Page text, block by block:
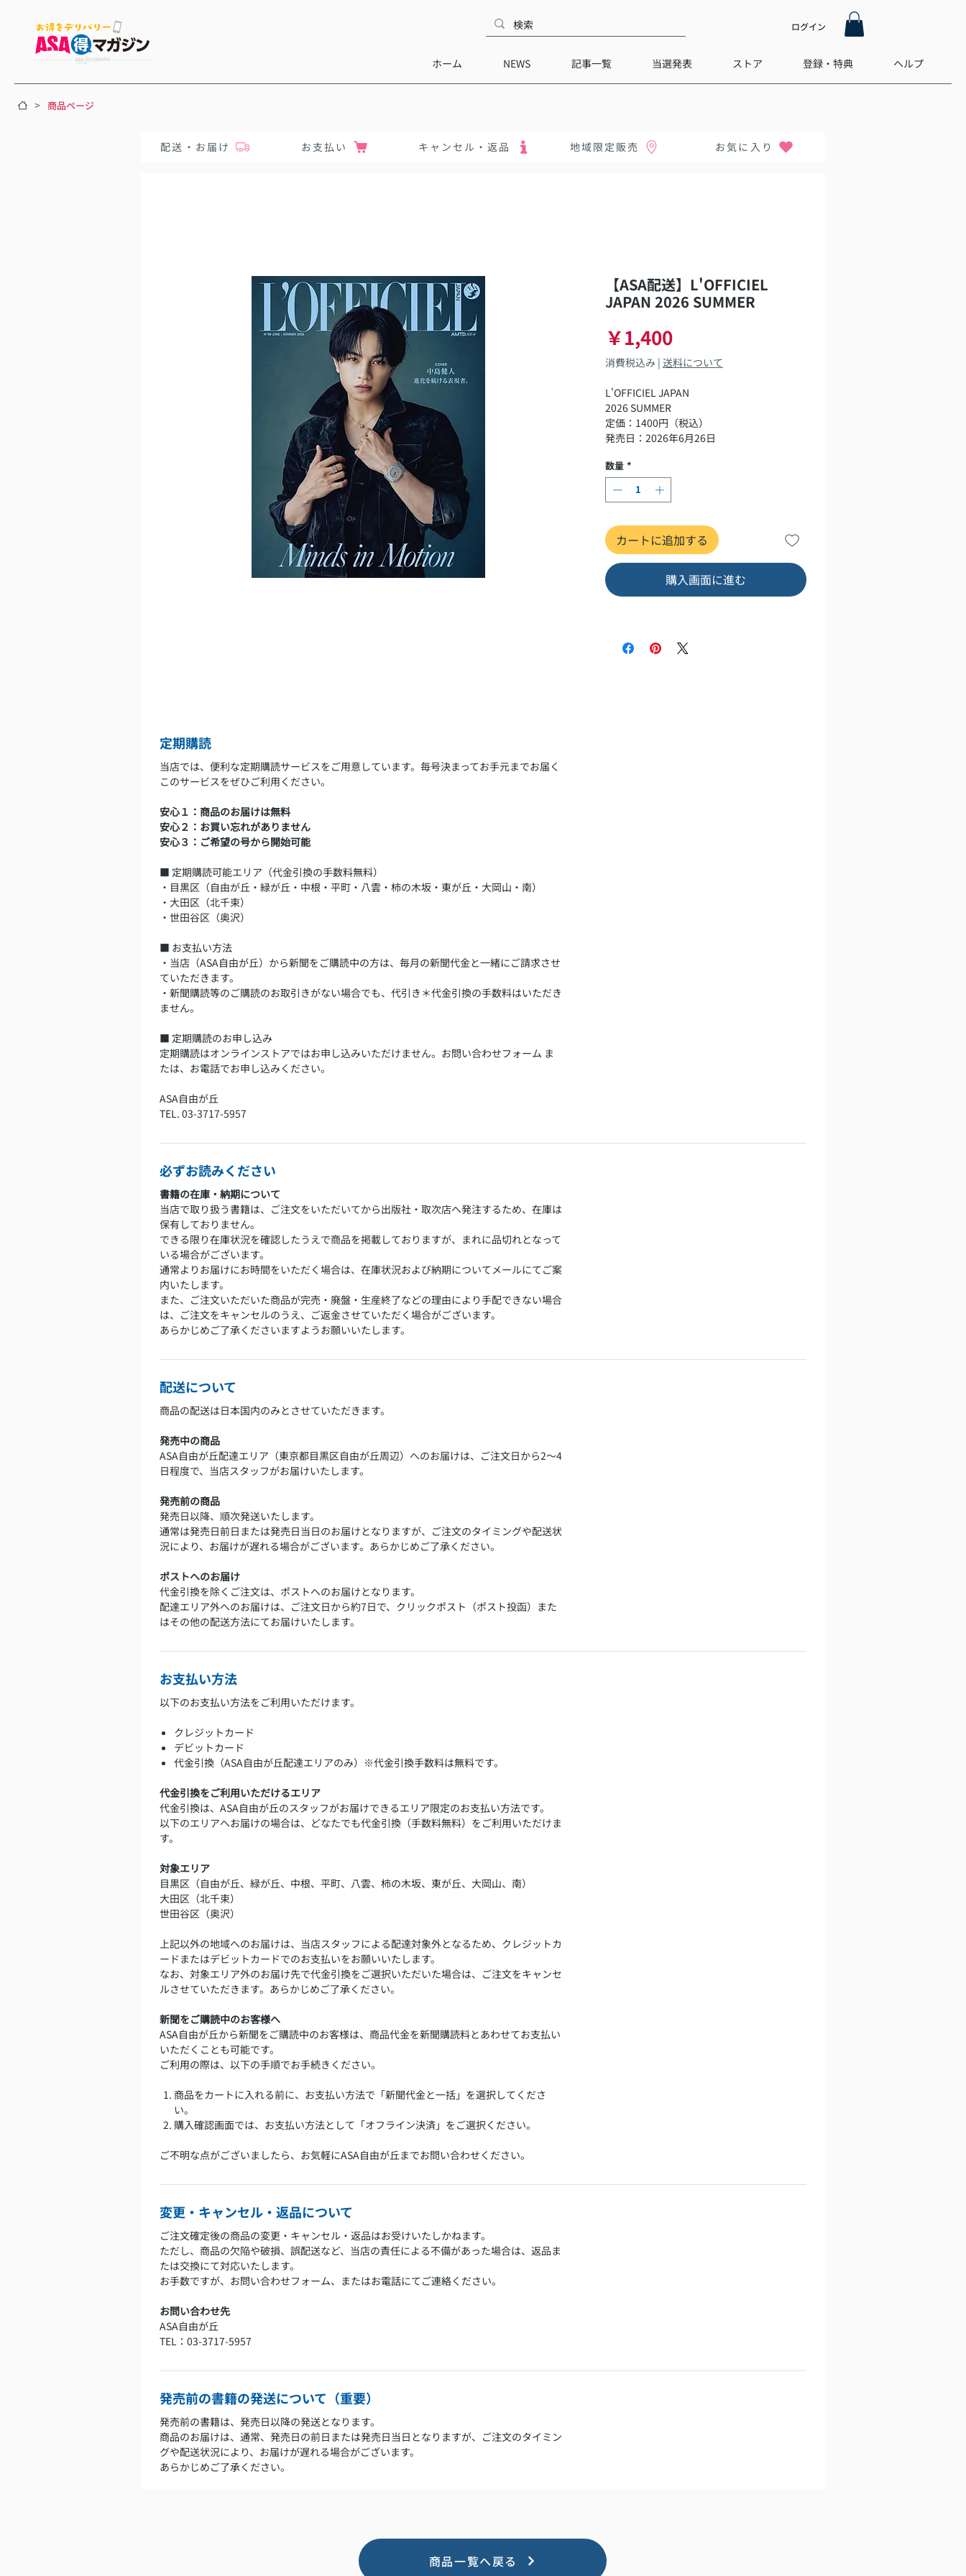
ログイン
ホーム NEWS 記事一覧 当選発表 ストア 登録・特典 ヘルプ
> 商品ページ
配送・お届け お支払い キャンセル・返品 地域限定販売 お気に入り
【ASA配送】L'OFFICIEL
JAPAN 2026 SUMMER
￥1,400価
格
消費税込み | 送料について
L'OFFICIEL JAPAN
2026 SUMMER
定価：1400円（税込）
発売日：2026年6月26日
数量 *
カートに追加する
購入画面に進む
定期購読
当店では、便利な定期購読サービスをご用意しています。毎号決まってお手元までお届く
このサービスをぜひご利用ください。
安心１：商品のお届けは無料
安心２：お買い忘れがありません
安心３：ご希望の号から開始可能
■ 定期購読可能エリア（代金引換の手数料無料）
・目黒区（自由が丘・緑が丘・中根・平町・八雲・柿の木坂・東が丘・大岡山・南）
・大田区（北千束）
・世田谷区（奥沢）
■ お支払い方法
・当店（ASA自由が丘）から新聞をご購読中の方は、毎月の新聞代金と一緒にご請求させ
ていただきます。
・新聞購読等のご購読のお取引きがない場合でも、代引き＊代金引換の手数料はいただき
ません。
■ 定期購読のお申し込み
定期購読はオンラインストアではお申し込みいただけません。お問い合わせフォーム ま
たは、お電話でお申し込みください。
ASA自由が丘
TEL. 03-3717-5957
必ずお読みください
書籍の在庫・納期について
当店で取り扱う書籍は、ご注文をいただいてから出版社・取次店へ発注するため、在庫は
保有しておりません。
できる限り在庫状況を確認したうえで商品を掲載しておりますが、まれに品切れとなって
いる場合がございます。
通常よりお届けにお時間をいただく場合は、在庫状況および納期についてメールにてご案
内いたします。
また、ご注文いただいた商品が完売・廃盤・生産終了などの理由により手配できない場合
は、ご注文をキャンセルのうえ、ご返金させていただく場合がございます。
あらかじめご了承くださいますようお願いいたします。
配送について
商品の配送は日本国内のみとさせていただきます。
発売中の商品
ASA自由が丘配達エリア（東京都目黒区自由が丘周辺）へのお届けは、ご注文日から2～4
日程度で、当店スタッフがお届けいたします。
発売前の商品
発売日以降、順次発送いたします。
通常は発売日前日または発売日当日のお届けとなりますが、ご注文のタイミングや配送状
況により、お届けが遅れる場合がございます。あらかじめご了承ください。
ポストへのお届け
代金引換を除くご注文は、ポストへのお届けとなります。
配達エリア外へのお届けは、ご注文日から約7日で、クリックポスト（ポスト投函）また
はその他の配送方法にてお届けいたします。
お支払い方法
以下のお支払い方法をご利用いただけます。
クレジットカード
デビットカード
代金引換（ASA自由が丘配達エリアのみ）※代金引換手数料は無料です。
代金引換をご利用いただけるエリア
代金引換は、ASA自由が丘のスタッフがお届けできるエリア限定のお支払い方法です。
以下のエリアへお届けの場合は、どなたでも代金引換（手数料無料）をご利用いただけま
す。
対象エリア
目黒区（自由が丘、緑が丘、中根、平町、八雲、柿の木坂、東が丘、大岡山、南）
大田区（北千束）
世田谷区（奥沢）
上記以外の地域へのお届けは、当店スタッフによる配達対象外となるため、クレジットカ
ードまたはデビットカードでのお支払いをお願いいたします。
なお、対象エリア外のお届け先で代金引換をご選択いただいた場合は、ご注文をキャンセ
ルさせていただきます。あらかじめご了承ください。
新聞をご購読中のお客様へ
ASA自由が丘から新聞をご購読中のお客様は、商品代金を新聞購読料とあわせてお支払い
いただくことも可能です。
ご利用の際は、以下の手順でお手続きください。
商品をカートに入れる前に、お支払い方法で「新聞代金と一括」を選択してくださ
い。
購入確認画面では、お支払い方法として「オフライン決済」をご選択ください。
ご不明な点がございましたら、お気軽にASA自由が丘までお問い合わせください。
変更・キャンセル・返品について
ご注文確定後の商品の変更・キャンセル・返品はお受けいたしかねます。
ただし、商品の欠陥や破損、誤配送など、当店の責任による不備があった場合は、返品ま
たは交換にて対応いたします。
お手数ですが、お問い合わせフォーム、またはお電話にてご連絡ください。
お問い合わせ先
ASA自由が丘
TEL：03-3717-5957
発売前の書籍の発送について（重要）
発売前の書籍は、発売日以降の発送となります。
商品のお届けは、通常、発売日の前日または発売日当日となりますが、ご注文のタイミン
グや配送状況により、お届けが遅れる場合がございます。
あらかじめご了承ください。
商品一覧へ戻る